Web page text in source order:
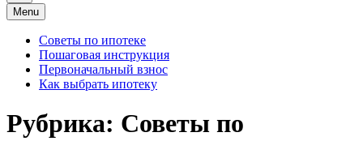
Menu
Советы по ипотеке
Пошаговая инструкция
Первоначальный взнос
Как выбрать ипотеку
Рубрика: Советы по